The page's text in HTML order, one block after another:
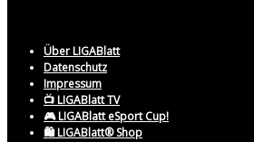
Über LIGABlatt
Datenschutz
Impressum
📺 LIGABlatt TV
🎮 LIGABlatt eSport Cup!
🛍️ LIGABlatt® Shop